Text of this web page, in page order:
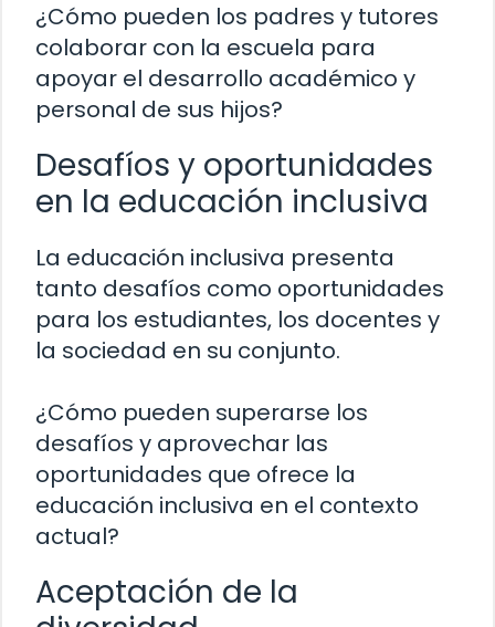
¿Cómo pueden los padres y tutores
colaborar con la escuela para
apoyar el desarrollo académico y
personal de sus hijos?
Desafíos y oportunidades
en la educación inclusiva
La educación inclusiva presenta
tanto desafíos como oportunidades
para los estudiantes, los docentes y
la sociedad en su conjunto.
¿Cómo pueden superarse los
desafíos y aprovechar las
oportunidades que ofrece la
educación inclusiva en el contexto
actual?
Aceptación de la